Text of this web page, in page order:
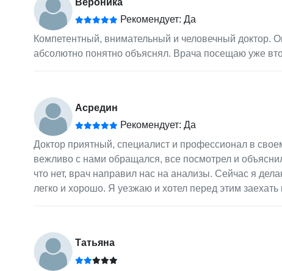
Рекомендует: Да
Компетентный, внимательный и человечный доктор.
абсолютно понятно объяснял. Врача посещаю уже
Асредин
Рекомендует: Да
Доктор приятный, специалист и профессионал в
вежливо с нами обращался, все посмотрел и
что нет, врач направил нас на анализы. Сейчас я
легко и хорошо. Я уезжаю и хотел перед этим
Татьяна